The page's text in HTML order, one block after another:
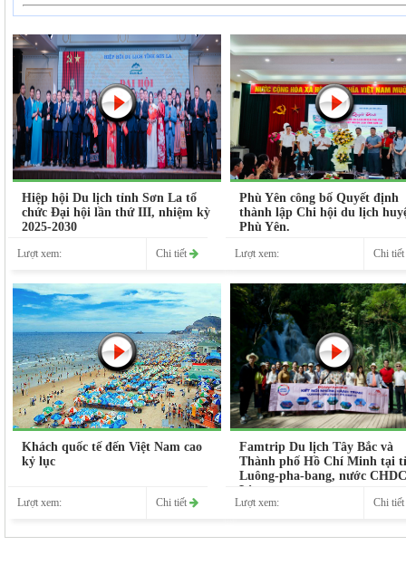
Hiệp hội Du lịch tỉnh Sơn La tổ
chức Đại hội lần thứ III, nhiệm kỳ
2025-2030
Lượt xem: Chi tiết
Phù Yên công bố Quyết định
thành lập Chi hội du lịch
Phù Yên.
Lượt xem: Chi tiết
Khách quốc tế đến Việt Nam cao
kỷ lục
Lượt xem: Chi tiết
Famtrip Du lịch Tây Bắc và
Thành phố Hồ Chí Minh tại
Luông-pha-bang, nước
Lào
Lượt xem: Chi tiết